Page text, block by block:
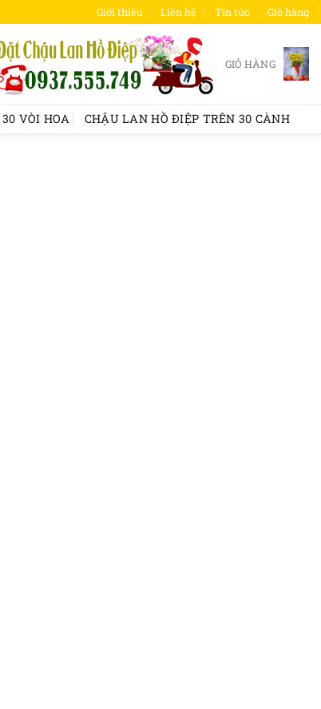
Giới thiệu Liên hệ Tin tức Giỏ hàng
GIỎ HÀNG
VÒI HOA CHẬU LAN HỒ ĐIỆP TRÊN 30 CÀNH